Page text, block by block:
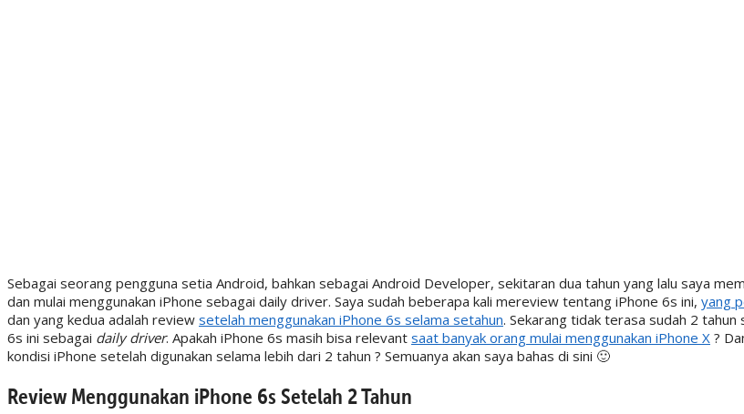
Sebagai seorang pengguna setia Android, bahkan sebagai Android Developer, sekitaran dua tahun yang lalu saya
dan mulai menggunakan iPhone sebagai daily driver. Saya sudah beberapa kali mereview tentang iPhone 6s ini, yang
dan yang kedua adalah review setelah menggunakan iPhone 6s selama setahun. Sekarang tidak terasa sudah 2 tahun
6s ini sebagai daily driver. Apakah iPhone 6s masih bisa relevant saat banyak orang mulai menggunakan iPhone X ?
kondisi iPhone setelah digunakan selama lebih dari 2 tahun ? Semuanya akan saya bahas di sini 🙂
Review Menggunakan iPhone 6s Setelah 2 Tahun